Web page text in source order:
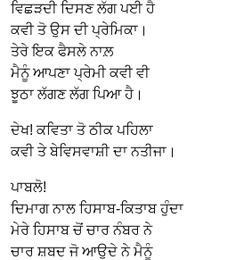
ਵਿਛੜਦੀ ਦਿਸਣ ਲੱਗ ਪਈ ਹੈ
ਕਵੀ ਤੋ ਉਸ ਦੀ ਪ੍ਰੇਮਿਕਾ।
ਤੇਰੇ ਇਕ ਫੈਸਲੇ ਨਾਲ਼
ਮੈਨੂੰ ਆਪਣਾ ਪ੍ਰੇਮੀ ਕਵੀ ਵੀ
ਝੂਠਾ ਲੱਗਣ ਲੱਗ ਪਿਆ ਹੈ।
ਦੇਖ! ਕਵਿਤਾ ਤੋ ਠੀਕ ਪਹਿਲਾ
ਕਵੀ ਤੇ ਬੇਵਿਸਵਾਸ਼ੀ ਦਾ ਨਤੀਜਾ।
ਪਾਬਲੋ!
ਦਿਮਾਗ ਨਾਲ ਹਿਸਾਬ-ਕਿਤਾਬ ਹੁੰਦਾ
ਮੇਰੇ ਹਿਸਾਬ ਚੋਂ ਚਾਰ ਨੰਬਰ ਨੇ
ਚਾਰ ਸ਼ਬਦ ਜੋ ਆਉਦੇ ਨੇ ਮੈਨੂੰ